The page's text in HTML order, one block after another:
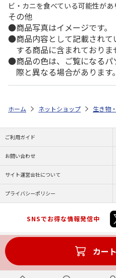
ビ・カニを食べている可能性があ
その他
商品写真はイメージです。
商品内容として記載され
する商品に含まれておりま
商品の色は、ご覧になる
際と異なる場合があります。
カー
ホーム ネットショップ 生き物
ご利用ガイド
お問い合わせ
サイト運営会社について
プライバシーポリシー
SNSでお得な情報発信中